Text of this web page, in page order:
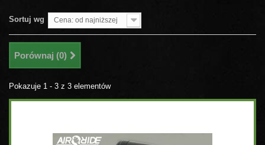
Sortuj wg Cena: od najniższej
Porównaj (0)
Pokazuje 1 - 3 z 3 elementów